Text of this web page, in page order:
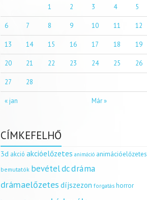
« jan Már »
1 2 3 4 5
6 7 8 9 10 11 12
13 14 15 16 17 18 19
20 21 22 23 24 25 26
27 28
CÍMKEFELHŐ
3d akció akcióelőzetes animáció animációelőzetes
bemutatók bevételdcdráma
drámaelőzetes díjszezon forgatás horror